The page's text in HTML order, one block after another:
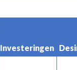
Investeringen